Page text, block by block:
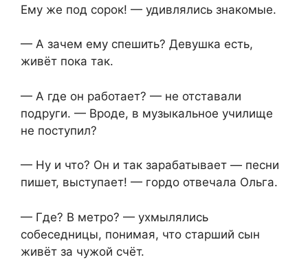
Ему же под сорок! — удивлялись знакомые.
— А зачем ему спешить? Девушка есть,
живёт пока так.
— А где он работает? — не отставали
подруги. — Вроде, в музыкальное училище
не поступил?
— Ну и что? Он и так зарабатывает — песни
пишет, выступает! — гордо отвечала Ольга.
— Где? В метро? — ухмылялись
собеседницы, понимая, что старший сын
живёт за чужой счёт.